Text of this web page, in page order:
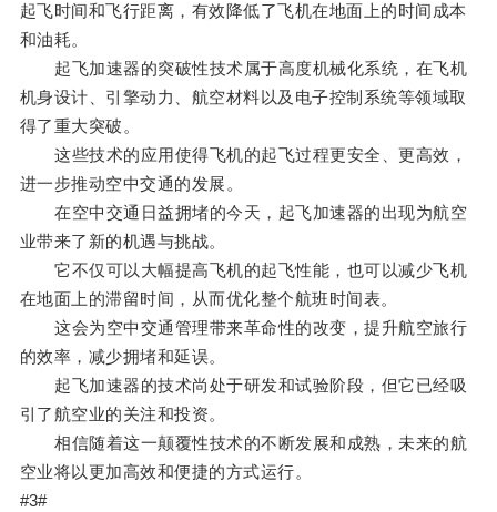
起飞时间和飞行距离，有效降低了飞机在地面上的时间成本
和油耗。
起飞加速器的突破性技术属于高度机械化系统，在飞机
机身设计、引擎动力、航空材料以及电子控制系统等领域取
得了重大突破。
这些技术的应用使得飞机的起飞过程更安全、更高效，
进一步推动空中交通的发展。
在空中交通日益拥堵的今天，起飞加速器的出现为航空
业带来了新的机遇与挑战。
它不仅可以大幅提高飞机的起飞性能，也可以减少飞机
在地面上的滞留时间，从而优化整个航班时间表。
这会为空中交通管理带来革命性的改变，提升航空旅行
的效率，减少拥堵和延误。
起飞加速器的技术尚处于研发和试验阶段，但它已经吸
引了航空业的关注和投资。
相信随着这一颠覆性技术的不断发展和成熟，未来的航
空业将以更加高效和便捷的方式运行。
#3#